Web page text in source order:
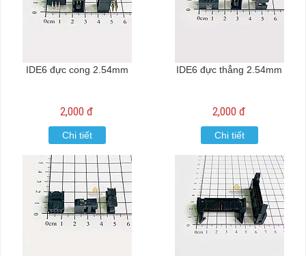
IDE6 đực cong 2.54mm
2,000 đ
Chi tiết
IDE6 đực thẳng 2.54mm
2,000 đ
Chi tiết